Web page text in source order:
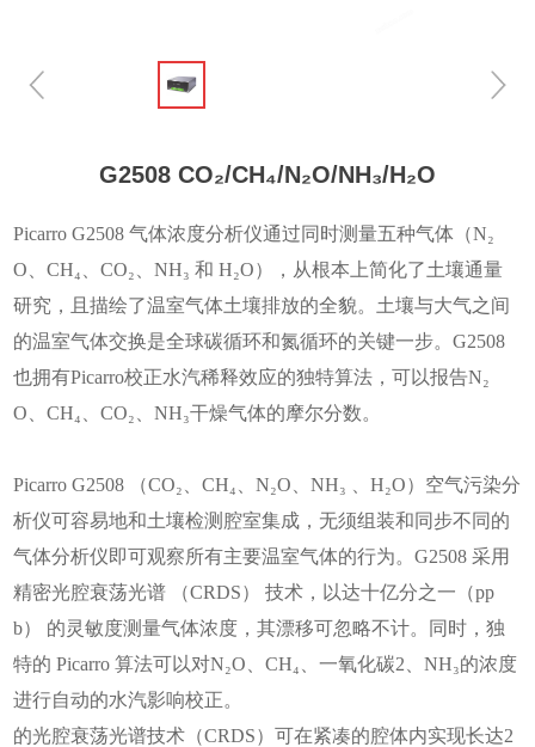
G2508 CO₂/CH₄/N₂O/NH₃/H₂O
Picarro G2508 气体浓度分析仪通过同时测量五种气体 （N₂
O、CH₄、CO₂、NH₃ 和 H₂O），从根本上简化了土壤通量
研究，且描绘了温室气体土壤排放的全貌。土壤与大气之间
的温室气体交换是全球碳循环和氮循环的关键一步。G2508
也拥有Picarro校正水汽稀释效应的独特算法，可以报告N₂
O、CH₄、CO₂、NH₃干燥气体的摩尔分数。
Picarro G2508 （CO₂、CH₄、N₂O、NH₃ 、H₂O）空气污染分
析仪可容易地和土壤检测腔室集成，无须组装和同步不同的
气体分析仪即可观察所有主要温室气体的行为。G2508 采用
精密光腔衰荡光谱 （CRDS） 技术，以达十亿分之一（pp
b） 的灵敏度测量气体浓度，其漂移可忽略不计。同时，独
特的Picarro 算法可以对N₂O、CH₄、一氧化碳2、NH₃的浓度
进行自动的水汽影响校正。
的光腔衰荡光谱技术（CRDS）可在紧凑的腔体内实现长达2